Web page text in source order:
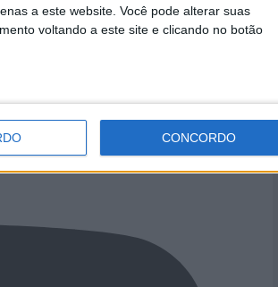
a este website. Você pode alterar suas
voltando a este site e clicando no botão
CONCORDO